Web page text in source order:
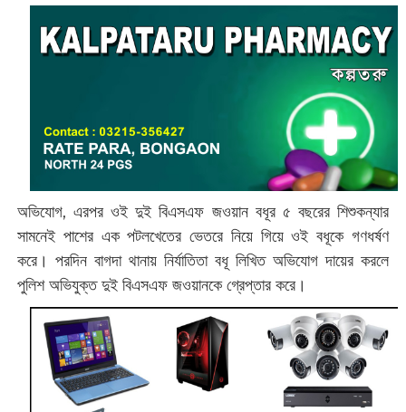
অভিযোগ, এরপর ওই দুই বিএসএফ জওয়ান বধূর ৫ বছরের শিশুকন্যার
সামনেই পাশের এক পটলখেতের ভেতরে নিয়ে গিয়ে ওই বধূকে গণধর্ষণ
করে। পরদিন বাগদা থানায় নির্যাতিতা বধূ লিখিত অভিযোগ দায়ের করলে
পুলিশ অভিযুক্ত দুই বিএসএফ জওয়ানকে গ্রেপ্তার করে।